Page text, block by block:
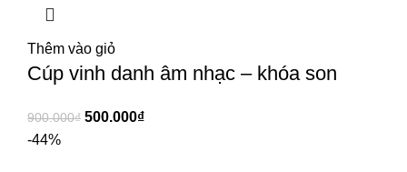
Thêm vào giỏ
Cúp vinh danh âm nhạc – khóa son
900.000₫ 500.000₫
-44%